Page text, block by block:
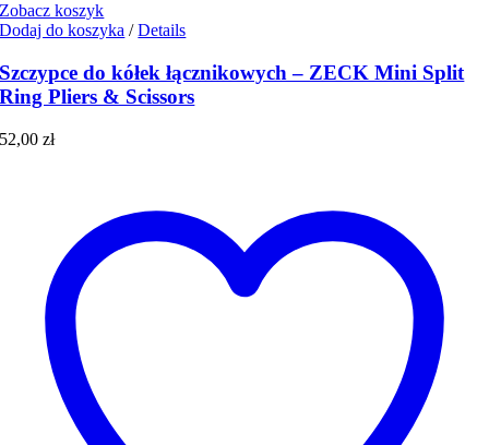
Zobacz koszyk
Dodaj do koszyka / Details
Szczypce do kółek łącznikowych – ZECK Mini Split
Ring Pliers & Scissors
52,00zł